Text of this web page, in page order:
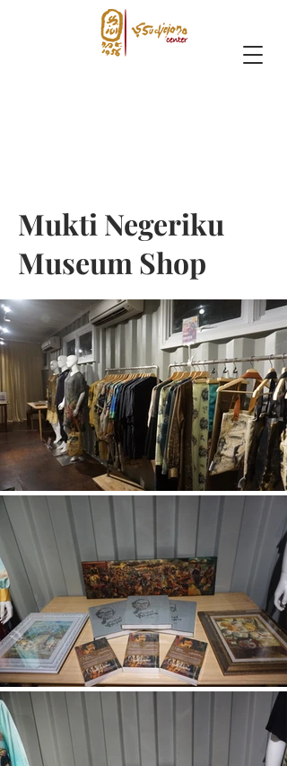
Mukti Negeriku
Museum Shop